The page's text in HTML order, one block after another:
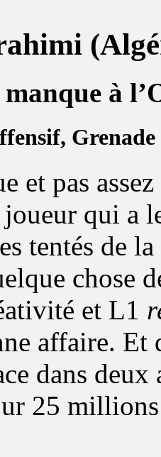
à
et pas
qui a
tentés de
chose
et L1
affaire.
dans
25